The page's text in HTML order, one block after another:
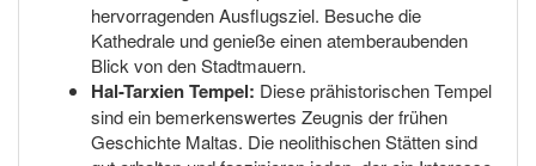
hervorragenden Ausflugsziel. Besuche die
Kathedrale und genieße einen atemberaubenden
Blick von den Stadtmauern.
Hal-Tarxien Tempel: Diese prähistorischen Tempel
sind ein bemerkenswertes Zeugnis der frühen
Geschichte Maltas. Die neolithischen Stätten sind